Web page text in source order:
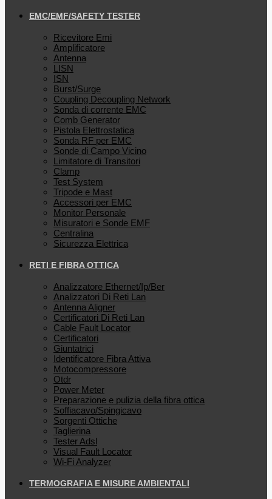
EMC/EMF/SAFETY TESTER
Ricevitore Emi
Amplificatore
Antenna
LISN
ISN
Burst/Surge
Coupling Decoupling Network
Sonda di corrente EMC
Comb Generator
Pistola Elettrostatica
Sonda RF per EMC
Sonde di Campo Vicino
Limitatore di Transitori
Clamp
Test System
Tripode e Mast
Accessori per EMC
Monitor Personale
Misuratori e Sonde EMF
Centralina
Sicurezza Elettrica
RETI E FIBRA OTTICA
Analizzatore Ethernet/Ip/Ber
Analizzatori Di Reti Lan
Antenna Aligner
Certificatori Di Reti Lan
Cable Fault Locator
Certificatori
Giuntatrici
Identificatore Fibra Attiva
Motocompressore
Otdr
Power Meter
Preparazione e pulizia della fibra ottica
Soffiacavo/Spingicavo
Sorgenti Ottiche
Taglierina
Tester Adsl
Visual Fault Locator
Wi-Fi Analyzer
TERMOGRAFIA E MISURE AMBIENTALI